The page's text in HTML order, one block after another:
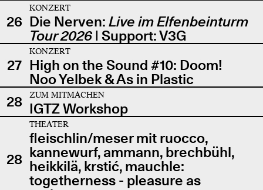
26
KONZERT
Die Nerven: Live im Elfenbeinturm
Tour 2026| Support: V3G
27
KONZERT
High on the Sound #10: Doom!
Noo Yelbek & As in Plastic
28
ZUM MITMACHEN
IGTZ Workshop
28
THEATER
fleischlin/meser mit ruocco,
kannewurf, ammann, brechbühl,
heikkilä, krstić, mauchle:
togetherness - pleasure as